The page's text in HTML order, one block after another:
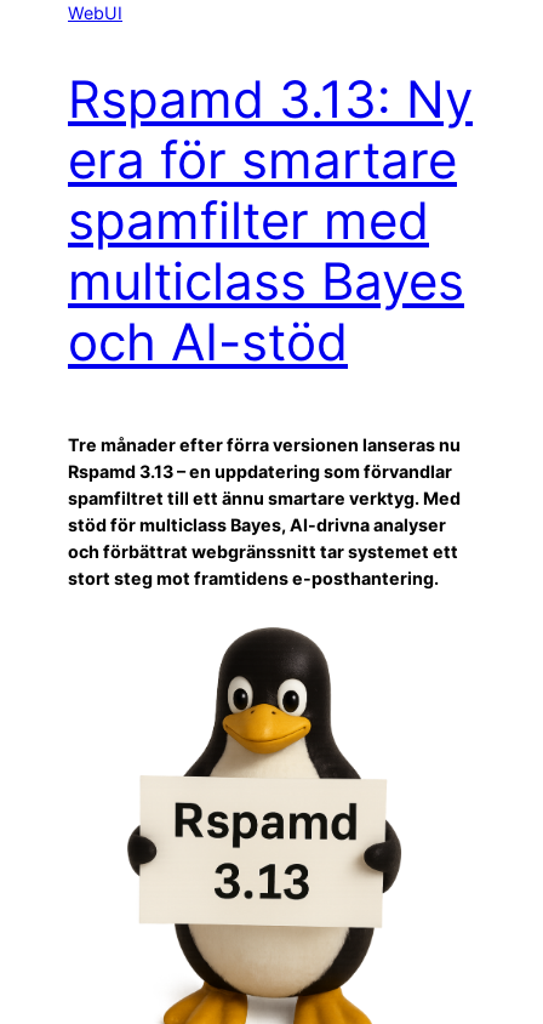
WebUI
Rspamd 3.13: Ny
era för smartare
spamfilter med
multiclass Bayes
och AI-stöd
Tre månader efter förra versionen lanseras nu
Rspamd 3.13 – en uppdatering som förvandlar
spamfiltret till ett ännu smartare verktyg. Med
stöd för multiclass Bayes, AI-drivna analyser
och förbättrat webgränssnitt tar systemet ett
stort steg mot framtidens e-posthantering.